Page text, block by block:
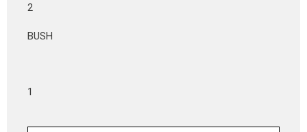
2
BUSH
1